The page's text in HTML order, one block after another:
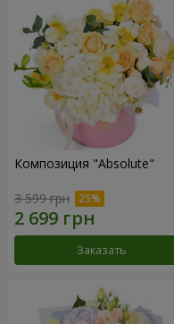
Композиция "Absolute"
3 599 грн
Заказать